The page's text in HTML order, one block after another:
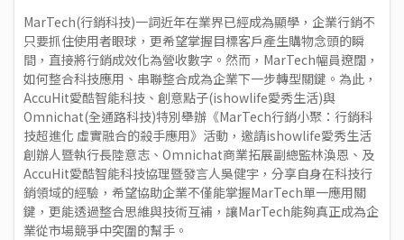
MarTech(行銷科技)一詞近年在業界已經成為顯學，企業行銷不
只要抓住使用者眼球，更希望掌握目標客戶產生購物念頭的瞬
間，直接將行銷成效化為營收數字。然而，MarTech幅員遼闊，
如何整合科技應用、串聯整合成為企業下一步轉型關鍵。為此，
AccuHit愛酷智能科技、創意點子(ishowlife愛秀生活)與
Omnichat(全通路科技)特別舉辦《MarTech行銷小聚：行銷科
技超進化 虛實融合的殺手應用》活動，邀請ishowlife愛秀生活
創辦人暨執行長陸意志、Omnichat商業拓展副總監林渙恩、及
AccuHit愛酷智能科技協理暨發言人吳健宇，分享自身在科技行
銷領域的經驗，希望協助企業不僅能掌握MarTech單一應用關
鍵，更能透過整合思維與技術互補，讓MarTech能夠真正成為企
業從市場競爭中突圍的幫手。